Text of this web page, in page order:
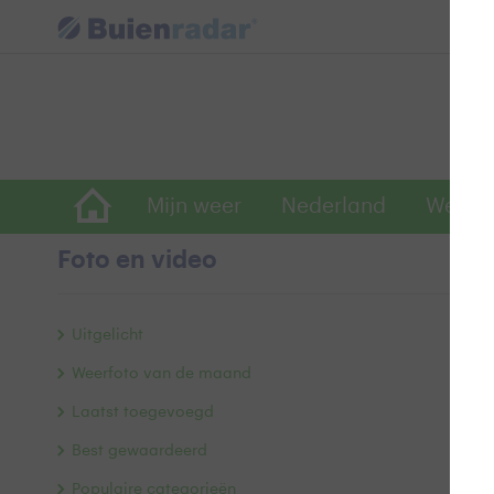
Mijn weer Nederland
Foto en video
Uitgelicht
Weerfoto van de maand
Laatst toegevoegd
Best gewaardeerd
Populaire categorieën